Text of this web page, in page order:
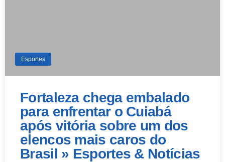
Esportes
Fortaleza chega embalado
para enfrentar o Cuiabá
após vitória sobre um dos
elencos mais caros do
Brasil » Esportes & Notícias